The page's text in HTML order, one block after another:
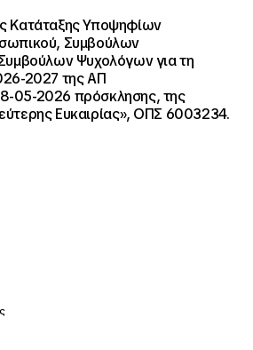
Κατάταξης Υποψηφίων
Συμβούλων
Ψυχολόγων για τη
2027 της ΑΠ
05-2026 πρόσκλησης, της
Ευκαιρίας», ΟΠΣ 6003234.